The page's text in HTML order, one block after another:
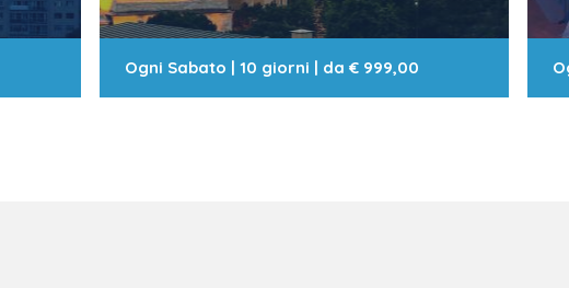
Ogni Sabato | 10 giorni | da € 999,00